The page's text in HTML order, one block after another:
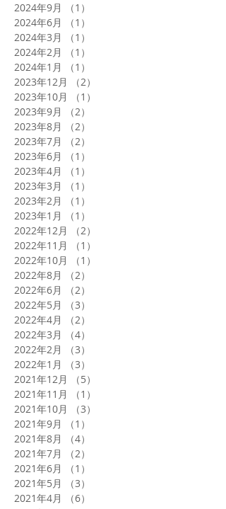
2024年9月
（1）
2024年6月
（1）
2024年3月
（1）
2024年2月
（1）
2024年1月
（1）
2023年12月
（2）
2023年10月
（1）
2023年9月
（2）
2023年8月
（2）
2023年7月
（2）
2023年6月
（1）
2023年4月
（1）
2023年3月
（1）
2023年2月
（1）
2023年1月
（1）
2022年12月
（2）
2022年11月
（1）
2022年10月
（1）
2022年8月
（2）
2022年6月
（2）
2022年5月
（3）
2022年4月
（2）
2022年3月
（4）
2022年2月
（3）
2022年1月
（3）
2021年12月
（5）
2021年11月
（1）
2021年10月
（3）
2021年9月
（1）
2021年8月
（4）
2021年7月
（2）
2021年6月
（1）
2021年5月
（3）
2021年4月
（6）